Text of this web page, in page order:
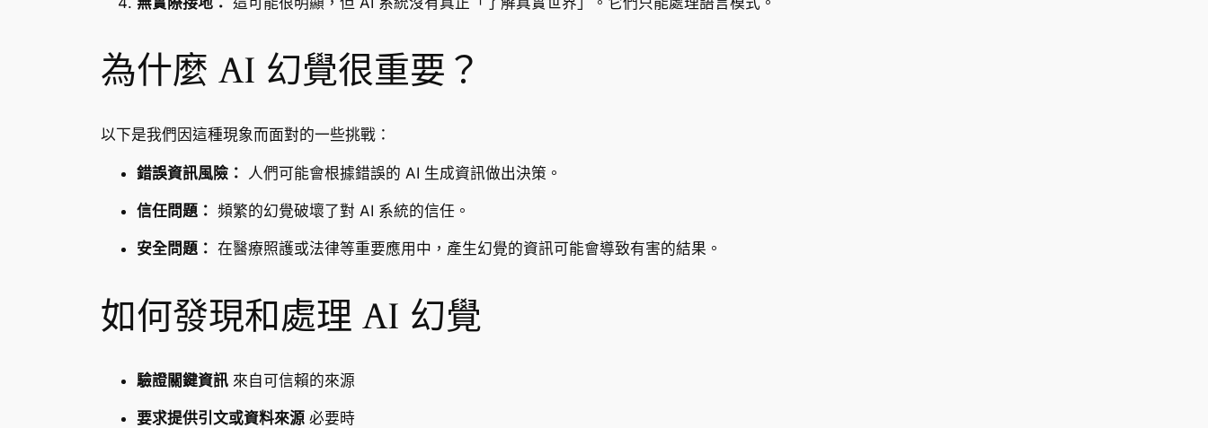
為什麼 AI 幻覺很重要？
以下是我們因這種現象而面對的一些挑戰：
錯誤資訊風險： 人們可能會根據錯誤的 AI 生成資訊做出決策。
信任問題： 頻繁的幻覺破壞了對 AI 系統的信任。
安全問題： 在醫療照護或法律等重要應用中，產生幻覺的資訊可能會導致有害的結果。
如何發現和處理 AI 幻覺
驗證關鍵資訊 來自可信賴的來源
要求提供引文或資料來源 必要時